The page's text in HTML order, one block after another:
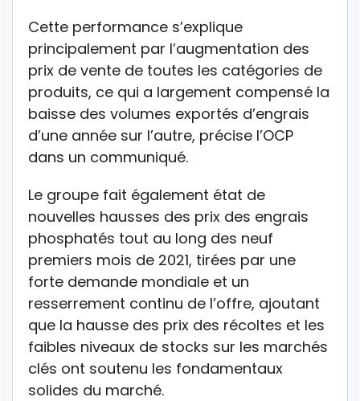
Cette performance s’explique
principalement par l’augmentation des
prix de vente de toutes les catégories de
produits, ce qui a largement compensé la
baisse des volumes exportés d’engrais
d’une année sur l’autre, précise l’OCP
dans un communiqué.
Le groupe fait également état de
nouvelles hausses des prix des engrais
phosphatés tout au long des neuf
premiers mois de 2021, tirées par une
forte demande mondiale et un
resserrement continu de l’offre, ajoutant
que la hausse des prix des récoltes et les
faibles niveaux de stocks sur les marchés
clés ont soutenu les fondamentaux
solides du marché.